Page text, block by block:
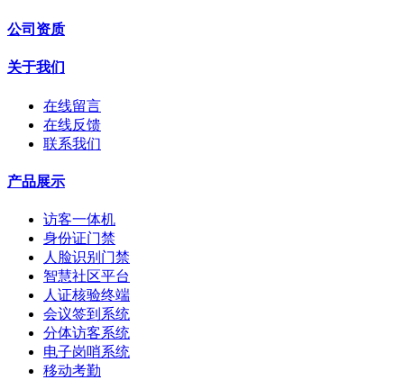
公司资质
关于我们
在线留言
在线反馈
联系我们
产品展示
访客一体机
身份证门禁
人脸识别门禁
智慧社区平台
人证核验终端
会议签到系统
分体访客系统
电子岗哨系统
移动考勤